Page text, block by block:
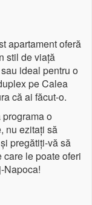
apartament oferă
stil de viață
ideal pentru o
pe Calea
că ai făcut-o.
o
nu ezitați să
pregătiți-vă să
le poate oferi
Napoca!